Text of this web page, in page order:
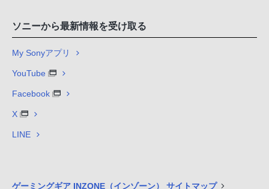
ソニーから最新情報を受け取る
My Sonyアプリ
YouTube
Facebook
X
LINE
ゲーミングギア INZONE（インゾーン） サイトマップ